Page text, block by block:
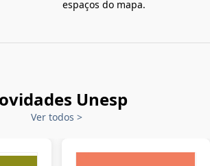
espaços do mapa.
Unesp
Ver todos >